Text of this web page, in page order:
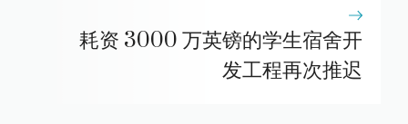
耗资 3000 万英镑的学生宿舍开
发工程再次推迟